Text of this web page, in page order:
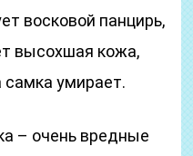
восковой панцирь,
высохшая кожа,
самка умирает.
– очень вредные